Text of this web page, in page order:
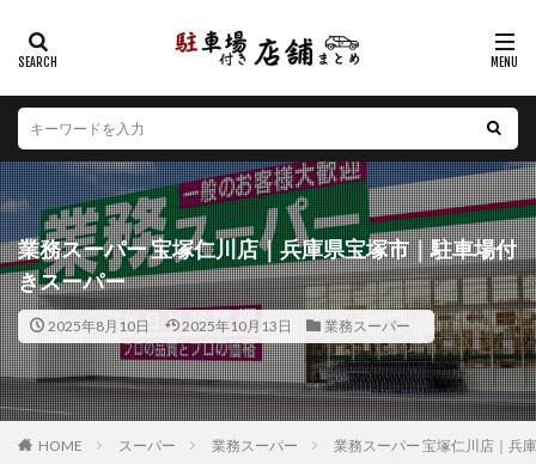
業務スーパー 宝塚仁川店｜兵庫県宝塚市｜駐車場付
きスーパー
2025年8月10日 2025年10月13日 業務スーパー
HOME スーパー 業務スーパー 業務スーパー 宝塚仁川店｜兵
カテゴリー
エリア
北海道 青森県 岩手県 宮城県
秋田県
山形県
福島県 茨城県 栃木県
群馬県
埼玉県
千葉県 東京都 神奈川県
新潟県
山梨県
長野県 富山県 石川県
福井県
岐阜県
静岡県 愛知県 三重県
滋賀県
京都府
大阪府 兵庫県 奈良県
和歌山県
鳥取県
島根県 岡山県 広島県
山口県
徳島県
香川県 愛媛県 高知県
福岡県